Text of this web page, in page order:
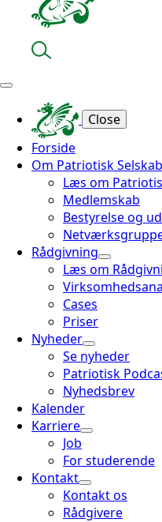
Close
Forside
Om Patriotisk Selskab
Læs om
Medlemskab
Bestyrelse og
Rådgivning
Læs om
Cases
Priser
Nyheder
Se nyheder
Patriotisk
Nyhedsbrev
Kalender
Karriere
Job
For studerende
Kontakt
Kontakt os
Rådgivere